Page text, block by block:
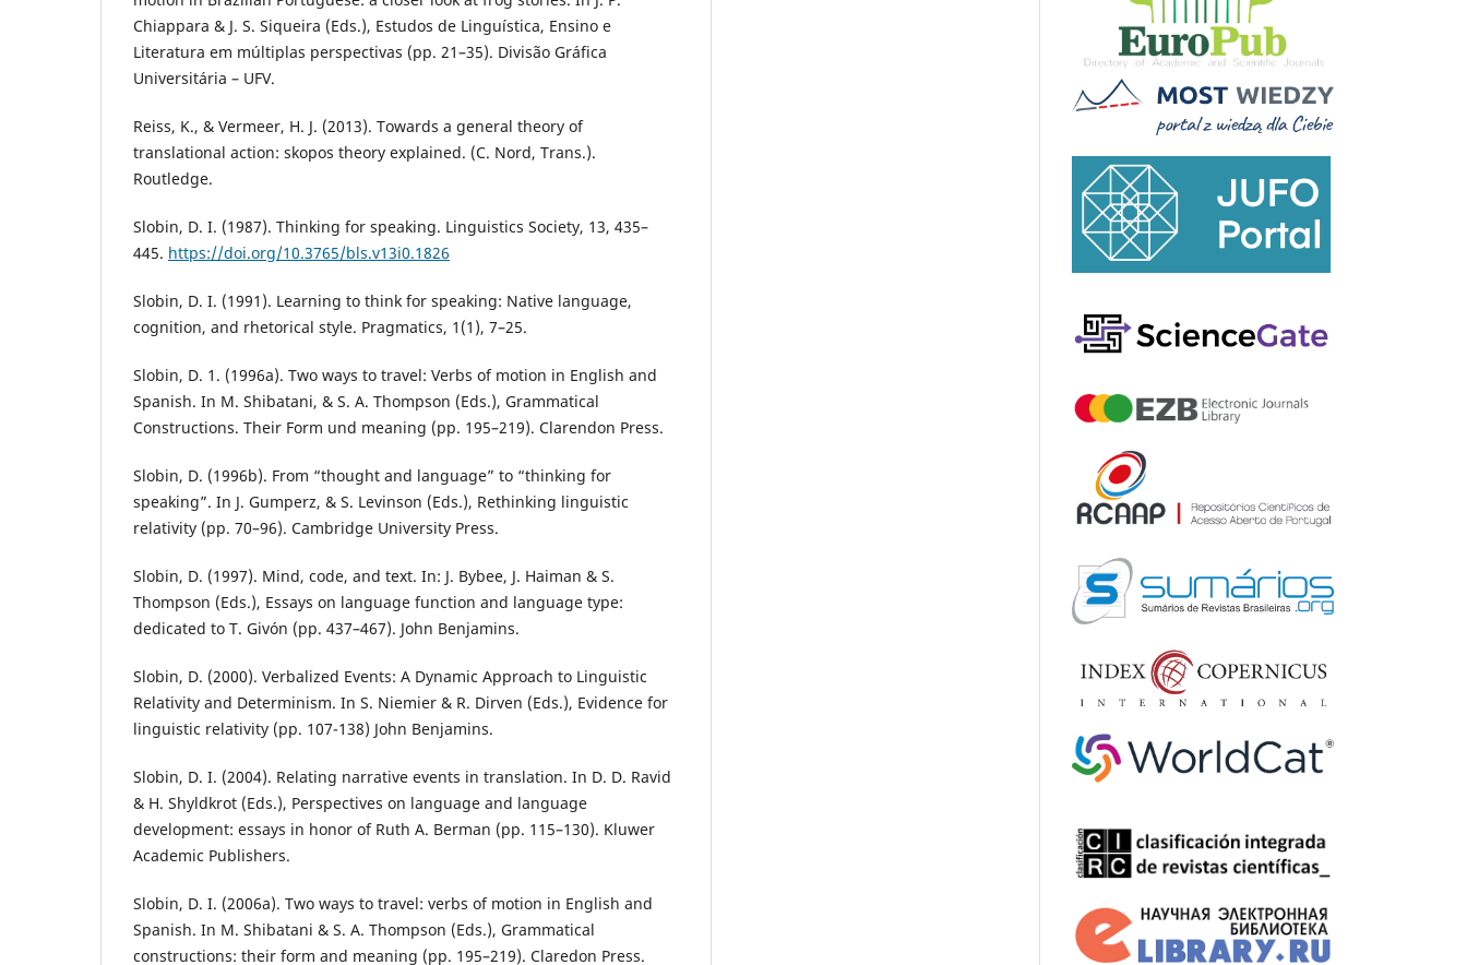
Chiappara & J. S. Siqueira (Eds.), Estudos de Linguística, Ensino e
Literatura em múltiplas perspectivas (pp. 21–35). Divisão Gráfica
Universitária – UFV.
Reiss, K., & Vermeer, H. J. (2013). Towards a general theory of
translational action: skopos theory explained. (C. Nord, Trans.).
Routledge.
Slobin, D. I. (1987). Thinking for speaking. Linguistics Society, 13, 435–
445. https://doi.org/10.3765/bls.v13i0.1826
Slobin, D. I. (1991). Learning to think for speaking: Native language,
cognition, and rhetorical style. Pragmatics, 1(1), 7–25.
Slobin, D. 1. (1996a). Two ways to travel: Verbs of motion in English and
Spanish. In M. Shibatani, & S. A. Thompson (Eds.), Grammatical
Constructions. Their Form und meaning (pp. 195–219). Clarendon Press.
Slobin, D. (1996b). From “thought and language” to “thinking for
speaking”. In J. Gumperz, & S. Levinson (Eds.), Rethinking linguistic
relativity (pp. 70–96). Cambridge University Press.
Slobin, D. (1997). Mind, code, and text. In: J. Bybee, J. Haiman & S.
Thompson (Eds.), Essays on language function and language type:
dedicated to T. Givón (pp. 437–467). John Benjamins.
Slobin, D. (2000). Verbalized Events: A Dynamic Approach to Linguistic
Relativity and Determinism. In S. Niemier & R. Dirven (Eds.), Evidence for
linguistic relativity (pp. 107-138) John Benjamins.
Slobin, D. I. (2004). Relating narrative events in translation. In D. D. Ravid
& H. Shyldkrot (Eds.), Perspectives on language and language
development: essays in honor of Ruth A. Berman (pp. 115–130). Kluwer
Academic Publishers.
Slobin, D. I. (2006a). Two ways to travel: verbs of motion in English and
Spanish. In M. Shibatani & S. A. Thompson (Eds.), Grammatical
constructions: their form and meaning (pp. 195–219). Claredon Press.